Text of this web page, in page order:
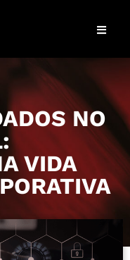
NO
VIDA